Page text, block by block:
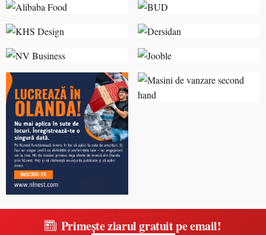
Primește ziarul gratuit pe email!